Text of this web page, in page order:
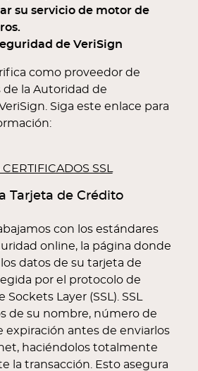
su servicio de motor de
de VeriSign
como proveedor de
de la Autoridad de
Siga este enlace para
SSL
Tarjeta de Crédito
con los estándares
online, la página donde
datos de su tarjeta de
por el protocolo de
Layer (SSL). SSL
de su nombre, número de
expiración antes de enviarlos
haciéndolos totalmente
la transacción. Esto asegura